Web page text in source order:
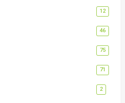
12
46
75
71
2